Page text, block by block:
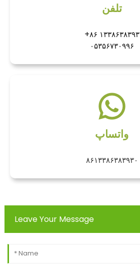
تلفن
‎+۸۶ ۱۳۳۸۶۳۸۳۹۳‎
۰۵۳۵۶۷۳۰۹۹۶
واتساپ
۸۶۱۳۳۸۶۳۸۳۹۳۰
Leave Your Message